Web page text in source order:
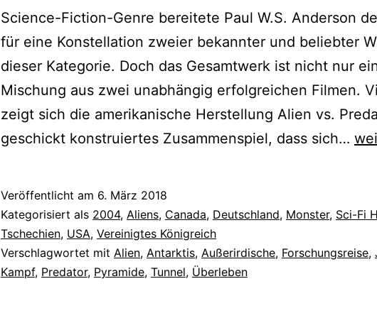
Science-Fiction-Genre bereitete Paul W.S. Anderson
für eine Konstellation zweier bekannter und beliebter
dieser Kategorie. Doch das Gesamtwerk ist nicht nur
Mischung aus zwei unabhängig erfolgreichen Filmen.
zeigt sich die amerikanische Herstellung Alien vs.
geschickt konstruiertes Zusammenspiel, dass sich…
Veröffentlicht am 6. März 2018
Kategorisiert als 2004, Aliens, Canada, Deutschland, Monster, Sci-Fi
Tschechien, USA, Vereinigtes Königreich
Verschlagwortet mit Alien, Antarktis, Außerirdische, Forschungsreise,
Kampf, Predator, Pyramide, Tunnel, Überleben